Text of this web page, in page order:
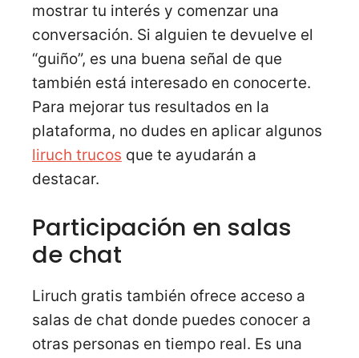
mostrar tu interés y comenzar una
conversación. Si alguien te devuelve el
“guiño”, es una buena señal de que
también está interesado en conocerte.
Para mejorar tus resultados en la
plataforma, no dudes en aplicar algunos
liruch trucos que te ayudarán a
destacar.
Participación en salas
de chat
Liruch gratis también ofrece acceso a
salas de chat donde puedes conocer a
otras personas en tiempo real. Es una